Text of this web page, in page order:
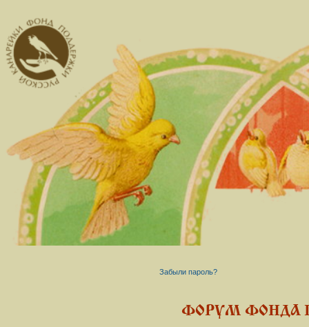
Забыли пароль?
ФОРУМ ФОНДА